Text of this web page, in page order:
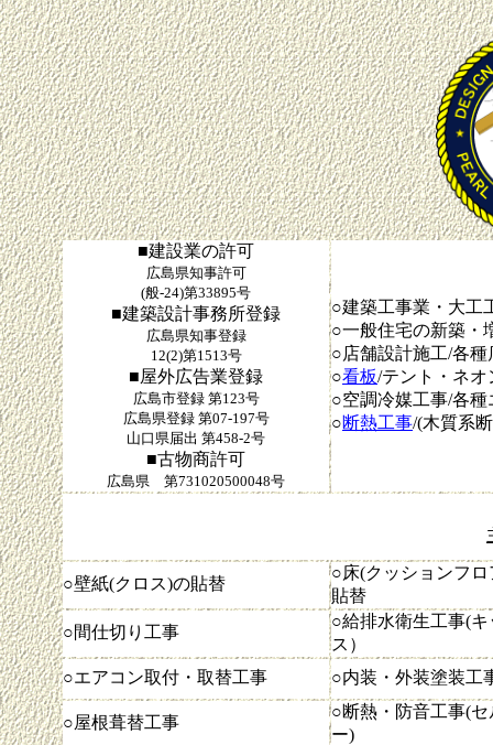
■建設業の許可
広島県知事許可
(般-24)第33895号
■建築設計事務所登録
広島県知事登録
12(2)第1513号
■屋外広告業登録
広島市登録 第123号
広島県登録 第07-197号
山口県届出 第458-2号
■古物商許可
広島県 第731020500048号
○建築工事業・大工
○一般住宅の新築・
○店舗設計施工/各
○看板/テント・ネ
○空調冷媒工事/各
○断熱工事/(木質系
○壁紙(クロス)の貼替
○床(クッションフ
貼替
○間仕切り工事
○給排水衛生工事(
ス）
○エアコン取付・取替工事
○内装・外装塗装工
○屋根葺替工事
○断熱・防音工事(
ー)